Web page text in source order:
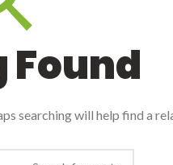
searching will help find a